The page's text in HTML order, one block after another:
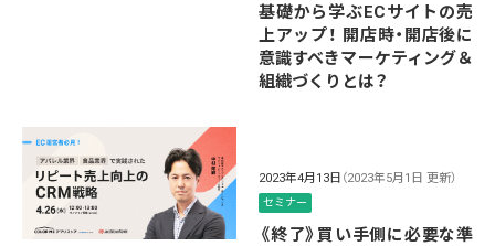
基礎から学ぶECサイトの売
上アップ！ 開店時・開店後に
意識すべきマーケティング＆
組織づくりとは？
2023年4月13日 （2023年5月1日 更新）
セミナー
《終了》買い手側に必要な準